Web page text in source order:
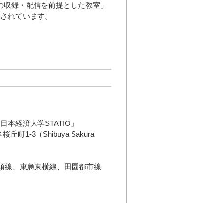
録・配信を前提とした教室」
れています。
本経済大学STATIO」
丘町1-3（Shibuya Sakura
線、東急東横線、田園都市線